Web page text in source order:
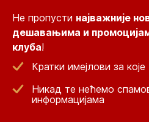
Не пропусти најважније
дешавањима и
клуба!
Кратки имејлови за
Никад те нећемо
информацијама